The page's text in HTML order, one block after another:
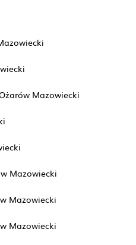
Mazowiecki
Mazowiecki
Mazowiecki
Mazowiecki